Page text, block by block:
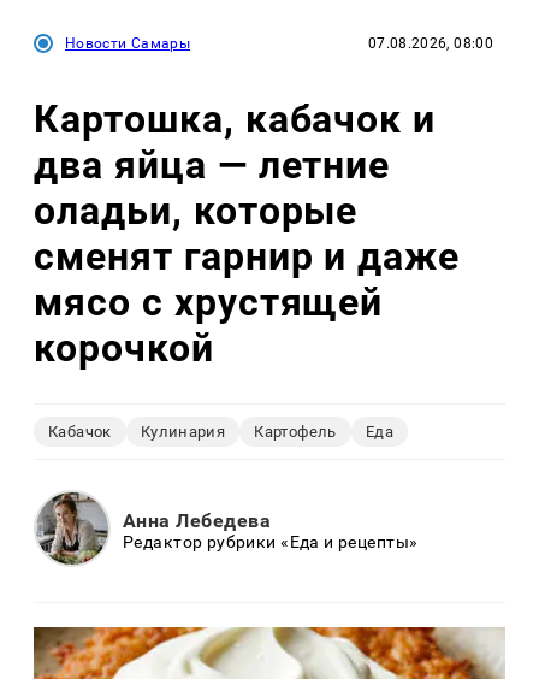
Новости Самары 07.08.2026, 08:00
Картошка, кабачок и
два яйца — летние
оладьи, которые
сменят гарнир и даже
мясо с хрустящей
корочкой
Кабачок Кулинария Картофель Еда
Анна Лебедева
Редактор рубрики «Еда и рецепты»